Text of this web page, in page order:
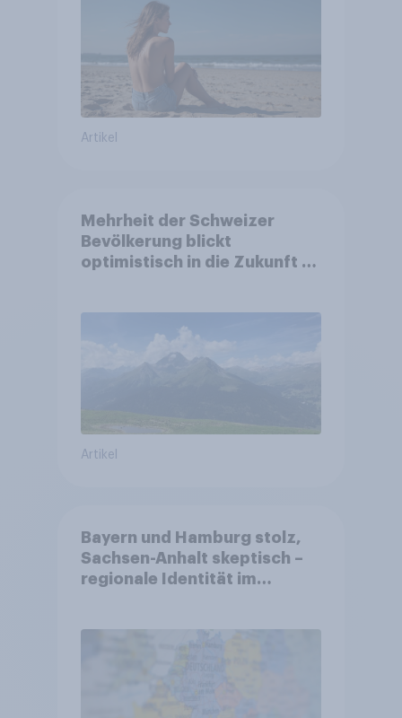
Artikel
Mehrheit der Schweizer
Bevölkerung blickt
optimistisch in die Zukunft –
Altersvorsorge
Artikel
Bayern und Hamburg stolz,
Sachsen-Anhalt skeptisch –
regionale Identität im